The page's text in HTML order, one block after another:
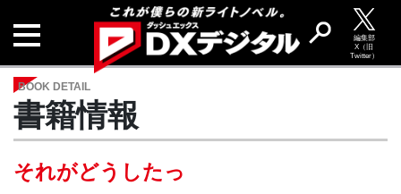
編集部
X（旧
Twitter）
BOOK DETAIL
書籍情報
それがどうしたっ